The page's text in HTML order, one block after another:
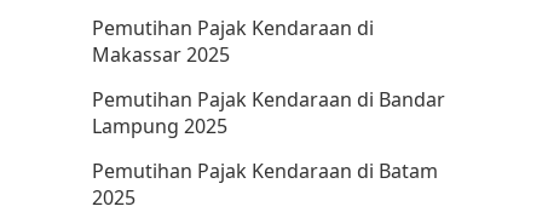
Pemutihan Pajak Kendaraan di
Makassar 2025
Pemutihan Pajak Kendaraan di Bandar
Lampung 2025
Pemutihan Pajak Kendaraan di Batam
2025